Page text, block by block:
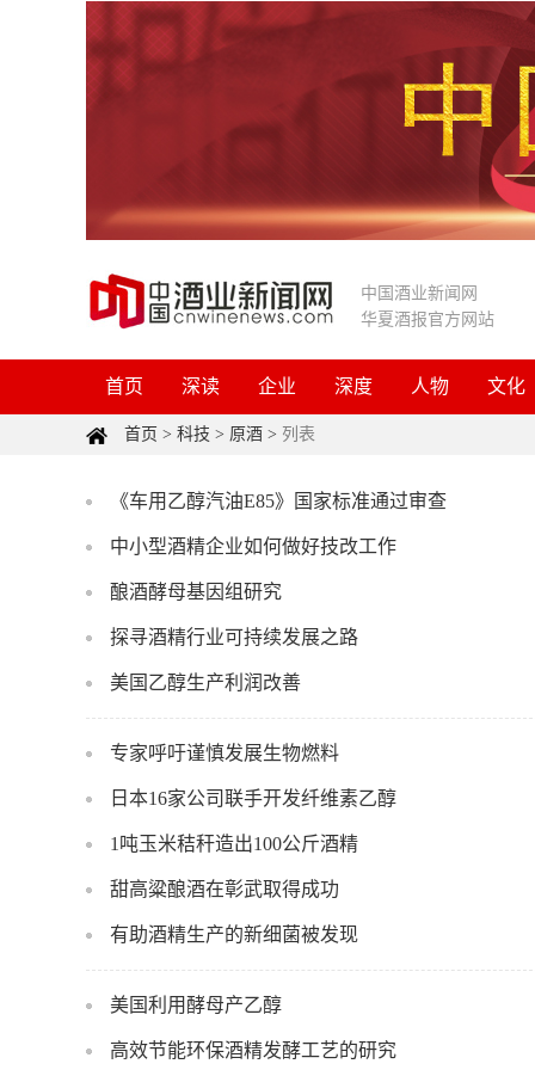
中国酒业新闻网
华夏酒报官方网站
首页 深读 企业 深度 人物 文化
首页 > 科技 > 原酒 > 列表
《车用乙醇汽油E85》国家标准通过审查
中小型酒精企业如何做好技改工作
酿酒酵母基因组研究
探寻酒精行业可持续发展之路
美国乙醇生产利润改善
专家呼吁谨慎发展生物燃料
日本16家公司联手开发纤维素乙醇
1吨玉米秸秆造出100公斤酒精
甜高粱酿酒在彰武取得成功
有助酒精生产的新细菌被发现
美国利用酵母产乙醇
高效节能环保酒精发酵工艺的研究